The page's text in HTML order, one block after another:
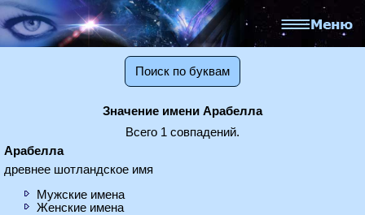
Поиск по буквам
Значение имени Арабелла
Всего 1 совпадений.
Арабелла
древнее шотландское имя
Мужские имена
Женские имена